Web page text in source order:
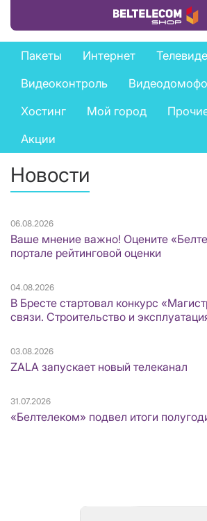
Купить товар
Private
services
menu
Пакеты Интернет
Видеоконтроль
Хостинг
Мой город
Акции
Новости
06.08.2026
Ваше мнение важно! Оцените
портале рейтинговой оценки
04.08.2026
В Бресте стартовал конкурс
связи. Строительство и
03.08.2026
ZALA запускает новый телеканал
31.07.2026
«Белтелеком» подвел итоги